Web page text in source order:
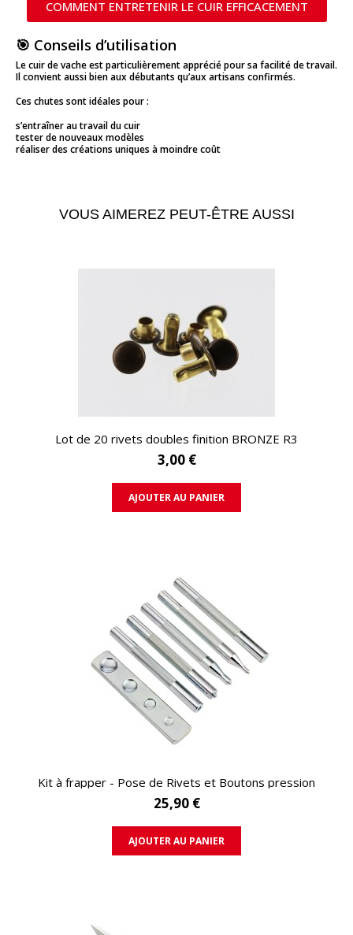
COMMENT ENTRETENIR LE CUIR EFFICACEMENT
🎯 Conseils d’utilisation
Le cuir de vache est particulièrement apprécié pour sa facilité de travail.
Il convient aussi bien aux débutants qu’aux artisans confirmés.
Ces chutes sont idéales pour :
s’entraîner au travail du cuir
tester de nouveaux modèles
réaliser des créations uniques à moindre coût
VOUS AIMEREZ PEUT-ÊTRE AUSSI
APERÇU RAPIDE
Lot de 20 rivets doubles finition BRONZE R3
3,00 €
AJOUTER AU PANIER
APERÇU RAPIDE
Kit à frapper - Pose de Rivets et Boutons pression
25,90 €
AJOUTER AU PANIER